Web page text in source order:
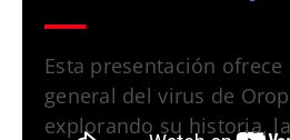
Esta presentación
general del virus de
explorando su historia,